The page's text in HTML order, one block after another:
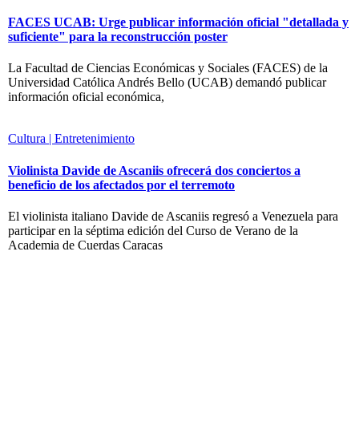
FACES UCAB: Urge publicar información oficial "detallada y
suficiente" para la reconstrucción poster
La Facultad de Ciencias Económicas y Sociales (FACES) de la
Universidad Católica Andrés Bello (UCAB) demandó publicar
información oficial económica,
Cultura | Entretenimiento
Violinista Davide de Ascaniis ofrecerá dos conciertos a
beneficio de los afectados por el terremoto
El violinista italiano Davide de Ascaniis regresó a Venezuela para
participar en la séptima edición del Curso de Verano de la
Academia de Cuerdas Caracas